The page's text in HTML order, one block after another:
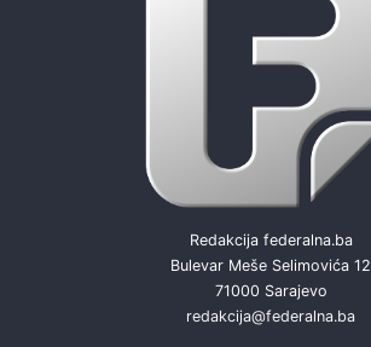
Redakcija federalna.ba
Bulevar Meše Selimovića 12
71000 Sarajevo
redakcija@federalna.ba